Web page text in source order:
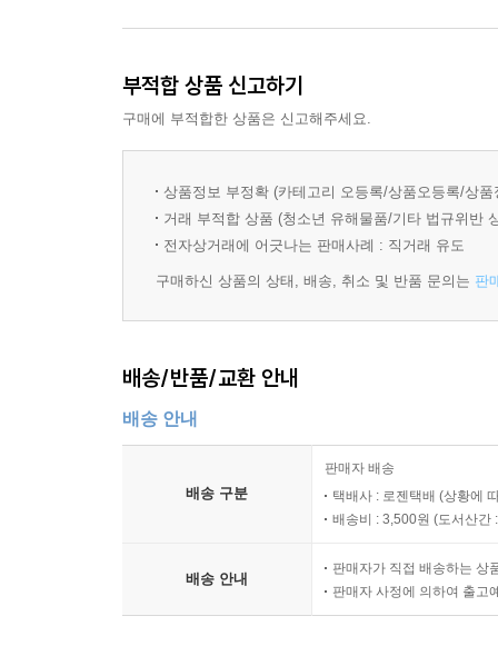
부적합 상품 신고하기
구매에 부적합한 상품은 신고해주세요.
상품정보 부정확 (카테고리 오등록/상품오등록/상
거래 부적합 상품 (청소년 유해물품/기타 법규위반
전자상거래에 어긋나는 판매사례 : 직거래 유도
구매하신 상품의 상태, 배송, 취소 및 반품 문의는 판
배송/반품/교환 안내
배송 안내
배송 구분
판매자 배송
택배사 : 로젠택배 (상황에
배송비 : 3,500원 (도서산간
배송 안내
판매자가 직접 배송하는 상
판매자 사정에 의하여 출고